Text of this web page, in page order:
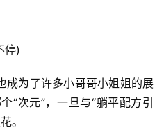
停)
成为了许多小哥哥小姐姐的展
“次元”，一旦与“躺平配方引
。